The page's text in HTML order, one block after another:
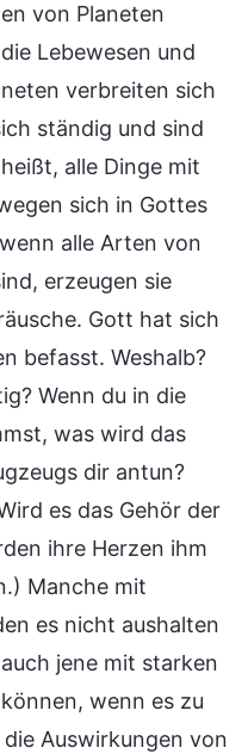
von Planeten
Lebewesen und
verbreiten sich
ständig und sind
alle Dinge mit
sich in Gottes
alle Arten von
erzeugen sie
Gott hat sich
befasst. Weshalb?
Wenn du in die
was wird das
dir antun?
es das Gehör der
ihre Herzen ihm
Manche mit
es nicht aushalten
jene mit starken
wenn es zu
Auswirkungen von